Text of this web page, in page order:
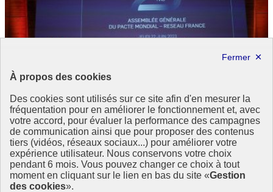
À propos des cookies
Des cookies sont utilisés sur ce site afin d'en mesurer la
fréquentation pour en améliorer le fonctionnement et, avec
votre accord, pour évaluer la performance des campagnes
de communication ainsi que pour proposer des contenus
tiers (vidéos, réseaux sociaux...) pour améliorer votre
expérience utilisateur. Nous conservons votre choix
pendant 6 mois. Vous pouvez changer ce choix à tout
moment en cliquant sur le lien en bas du site «Gestion
des cookies».